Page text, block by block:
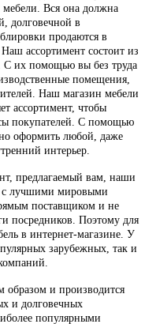
мебели. Вся она должна
долговечной в
продаются в
ассортимент состоит из
С их помощью вы без труда
помещения,
Наш магазин мебели
ассортимент, чтобы
покупателей. С помощью
оформить любой, даже
интерьер.
предлагаемый вам, наши
с лучшими мировыми
поставщиком и не
посредников. Поэтому для
в интернет-магазине. У
зарубежных, так и
и производится
и долговечных
популярными